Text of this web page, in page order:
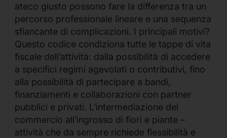
ateco giusto possono fare la differenza tra un
percorso professionale lineare e una sequenza
sfiancante di complicazioni. I principali motivi?
Questo codice condiziona tutte le tappe di vita
fiscale dell’attività: dalla possibilità di accedere
a specifici regimi agevolati o contributivi, fino
alla possibilità di partecipare a bandi,
finanziamenti e collaborazioni con partner
pubblici e privati. L’intermediazione del
commercio all’ingrosso di fiori e piante –
attività che da sempre richiede flessibilità e